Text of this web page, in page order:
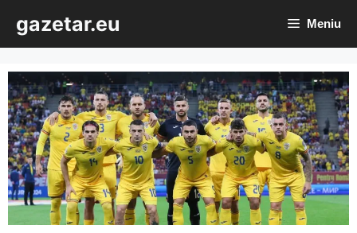
conținut
gazetar.eu Meniu